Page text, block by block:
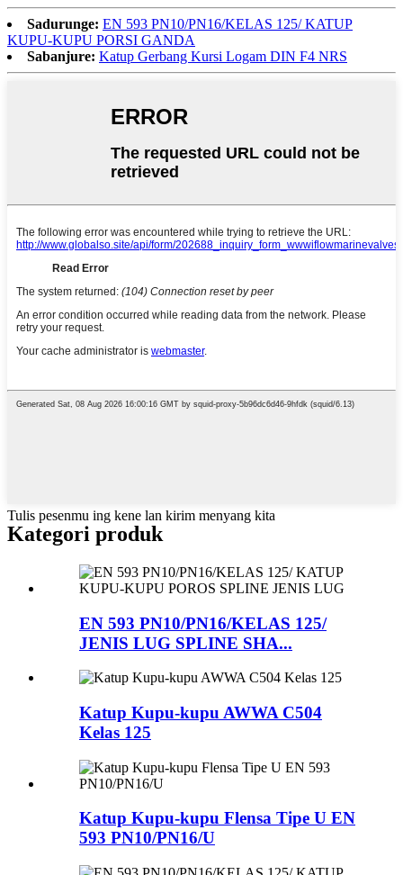
Sadurunge: EN 593 PN10/PN16/KELAS 125/ KATUP
KUPU-KUPU PORSI GANDA
Sabanjure: Katup Gerbang Kursi Logam DIN F4 NRS
Tulis pesenmu ing kene lan kirim menyang kita
Kategori produk
EN 593 PN10/PN16/KELAS 125/
JENIS LUG SPLINE SHA...
Katup Kupu-kupu AWWA C504
Kelas 125
Katup Kupu-kupu Flensa Tipe U EN
593 PN10/PN16/U